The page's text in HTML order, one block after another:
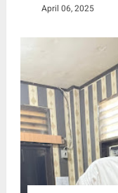
April 06, 2025